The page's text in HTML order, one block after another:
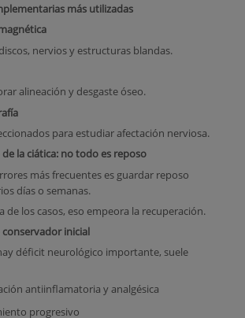
más utilizadas
nervios y estructuras blandas.
alineación y desgaste óseo.
para estudiar afectación nerviosa.
la ciática: no todo es reposo
más frecuentes es guardar reposo
días o semanas.
de los casos, eso empeora la recuperación.
inicial
déficit neurológico importante, suele
antiinflamatoria y analgésica
progresivo